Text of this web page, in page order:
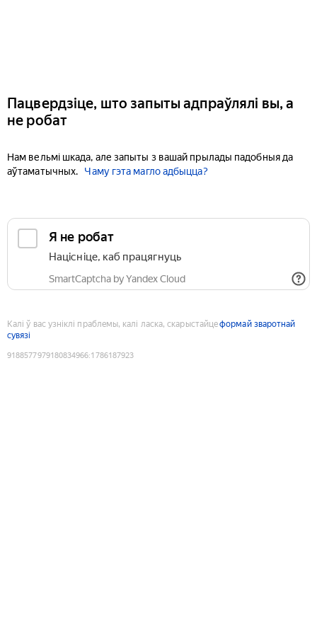
Пацвердзіце, што запыты адпраўлялі вы, а
не робат
Нам вельмі шкада, але запыты з вашай прылады падобныя да
аўтаматычных.
Чаму гэта магло адбыцца?
Я не робат
Націсніце, каб працягнуць
SmartCaptcha by Yandex Cloud
Калі ў вас узніклі праблемы, калі ласка, скарыстайцеформай зваротнай
сувязі
9188577979180834966:1786187923